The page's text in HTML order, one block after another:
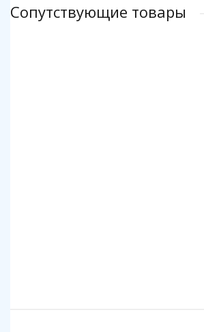
Сопутствующие товары